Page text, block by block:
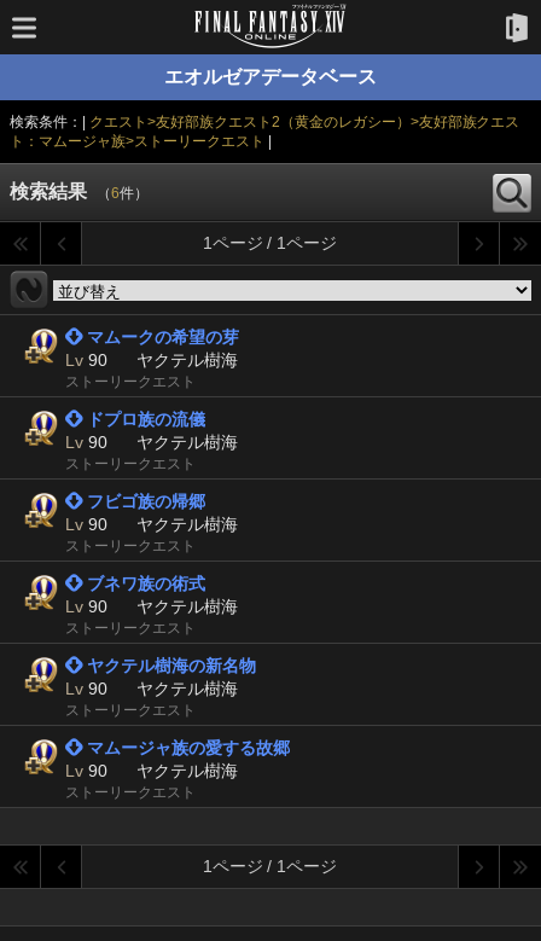
エオルゼアデータベース
検索条件：| クエスト>友好部族クエスト2（黄金のレガシー）>友好部族クエス
ト：マムージャ族>ストーリークエスト
検索結果 （6件）
1ページ / 1ページ
 マムークの希望の芽
Lv 90 ヤクテル樹海
ストーリークエスト
 ドプロ族の流儀
Lv 90 ヤクテル樹海
ストーリークエスト
 フビゴ族の帰郷
Lv 90 ヤクテル樹海
ストーリークエスト
 ブネワ族の術式
Lv 90 ヤクテル樹海
ストーリークエスト
 ヤクテル樹海の新名物
Lv 90 ヤクテル樹海
ストーリークエスト
 マムージャ族の愛する故郷
Lv 90 ヤクテル樹海
ストーリークエスト
1ページ / 1ページ